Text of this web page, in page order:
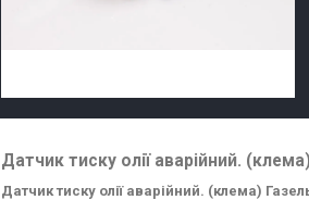
Датчик тиску олії аварійний.
Датчик тиску олії аварійний. (клема)